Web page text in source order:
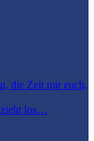
die Zeit mir euch,
zieht los…